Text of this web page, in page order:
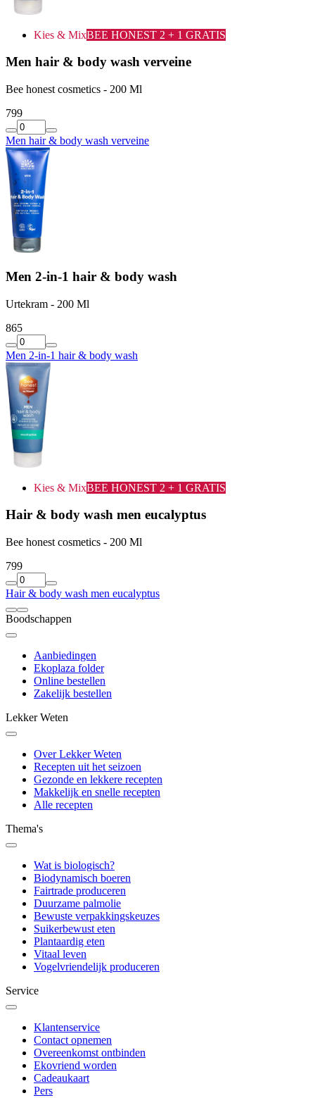
Kies & MixBEE HONEST 2 + 1 GRATIS
Men hair & body wash verveine
Bee honest cosmetics - 200 Ml
799
Men hair & body wash verveine
Men 2-in-1 hair & body wash
Urtekram - 200 Ml
865
Men 2-in-1 hair & body wash
Kies & MixBEE HONEST 2 + 1 GRATIS
Hair & body wash men eucalyptus
Bee honest cosmetics - 200 Ml
799
Hair & body wash men eucalyptus
Boodschappen
Aanbiedingen
Ekoplaza folder
Online bestellen
Zakelijk bestellen
Lekker Weten
Over Lekker Weten
Recepten uit het seizoen
Gezonde en lekkere recepten
Makkelijk en snelle recepten
Alle recepten
Thema's
Wat is biologisch?
Biodynamisch boeren
Fairtrade produceren
Duurzame palmolie
Bewuste verpakkingskeuzes
Suikerbewust eten
Plantaardig eten
Vitaal leven
Vogelvriendelijk produceren
Service
Klantenservice
Contact opnemen
Overeenkomst ontbinden
Ekovriend worden
Cadeaukaart
Pers